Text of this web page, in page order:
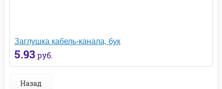
Заглушка кабель-канала, бук
5.93 руб.
Назад